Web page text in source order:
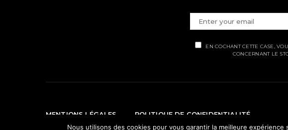
EN COCHANT CETTE CASE,
CONCERNANT LE
MENTIONS LÉGALES POLITIQUE DE CONFIDENTIALITÉ
Nous utilisons des cookies pour vous garantir la meilleure